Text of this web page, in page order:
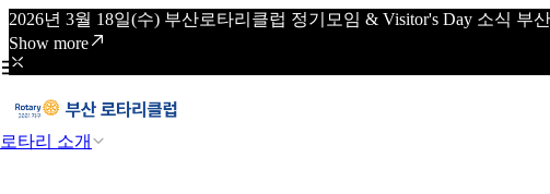
2026년 3월 18일(수) 부산로타리클럽 정기모임 & Visitor's Day 소식
Show more
로타리 소개